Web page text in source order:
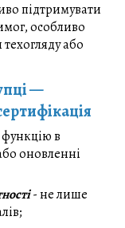
підтримувати
особливо
або
—
в
оновленні
- не лише